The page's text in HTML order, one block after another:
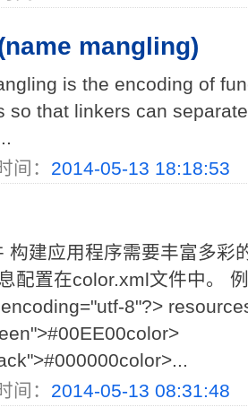
mangling)
is the encoding of
so that linkers can
间： 2014-05-13 18:18:53
构建应用程序需要丰富多彩
配置在color.xml文件中。
8"?>
间： 2014-05-13 08:31:48